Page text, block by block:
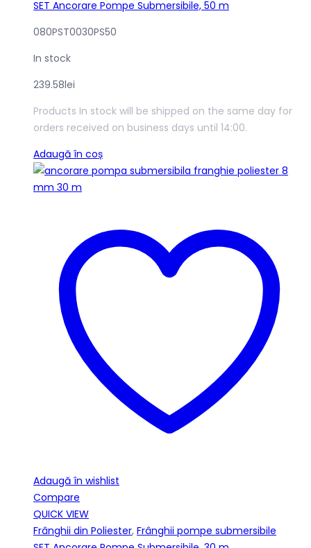
SET Ancorare Pompe Submersibile, 50 m
080PST0030PS50
In stock
239.58lei
Products In stock will be shipped on the same day for
orders received on business days until 14:00.
Adaugă în coș
Adaugă în wishlist
Compare
QUICK VIEW
Frânghii din Poliester, Frânghii pompe submersibile